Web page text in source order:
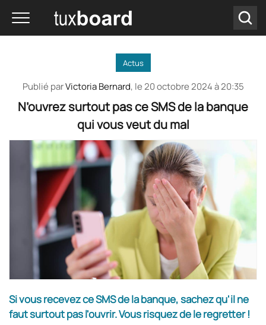
Actus
Publié parVictoria Bernard, le20 octobre 2024 à 20:35
N’ouvrez surtout pas ce SMS de la banque
qui vous veut du mal
Si vous recevez ce SMS de la banque, sachez qu'il ne
faut surtout pas l'ouvrir. Vous risquez de le regretter !